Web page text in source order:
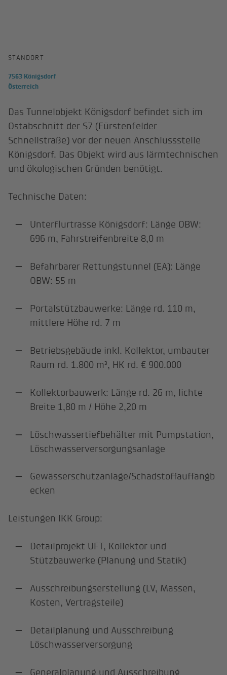
STANDORT
7563 Königsdorf
Österreich
Das Tunnelobjekt Königsdorf befindet sich im
Ostabschnitt der S7 (Fürstenfelder
Schnellstraße) vor der neuen Anschlussstelle
Königsdorf. Das Objekt wird aus lärmtechnischen
und ökologischen Gründen benötigt.
Technische Daten:
Unterflurtrasse Königsdorf: Länge OBW:
696 m, Fahrstreifenbreite 8,0 m
Befahrbarer Rettungstunnel (EA): Länge
OBW: 55 m
Portalstützbauwerke: Länge rd. 110 m,
mittlere Höhe rd. 7 m
Betriebsgebäude inkl. Kollektor, umbauter
Raum rd. 1.800 m³, HK rd. € 900.000
Kollektorbauwerk: Länge rd. 26 m, lichte
Breite 1,80 m / Höhe 2,20 m
Löschwassertiefbehälter mit Pumpstation,
Löschwasserversorgungsanlage
Gewässerschutzanlage/Schadstoffauffangb
ecken
Leistungen IKK Group:
Detailprojekt UFT, Kollektor und
Stützbauwerke (Planung und Statik)
Ausschreibungserstellung (LV, Massen,
Kosten, Vertragsteile)
Detailplanung und Ausschreibung
Löschwasserversorgung
Generalplanung und Ausschreibung